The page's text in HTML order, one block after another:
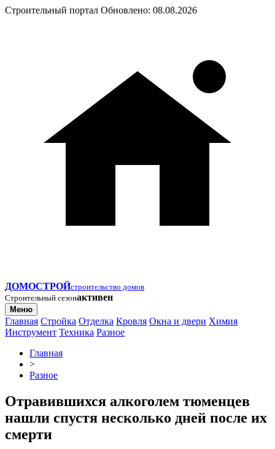
Строительный портал Обновлено: 08.08.2026
ДОМОСТРОЙстроительство домов
Строительный сезонактивен
Меню
Главная Стройка Отделка Кровля Окна и двери Химия
Инструмент Техника Разное
Главная
>
Разное
Отравившихся алкоголем тюменцев
нашли спустя несколько дней после их
смерти